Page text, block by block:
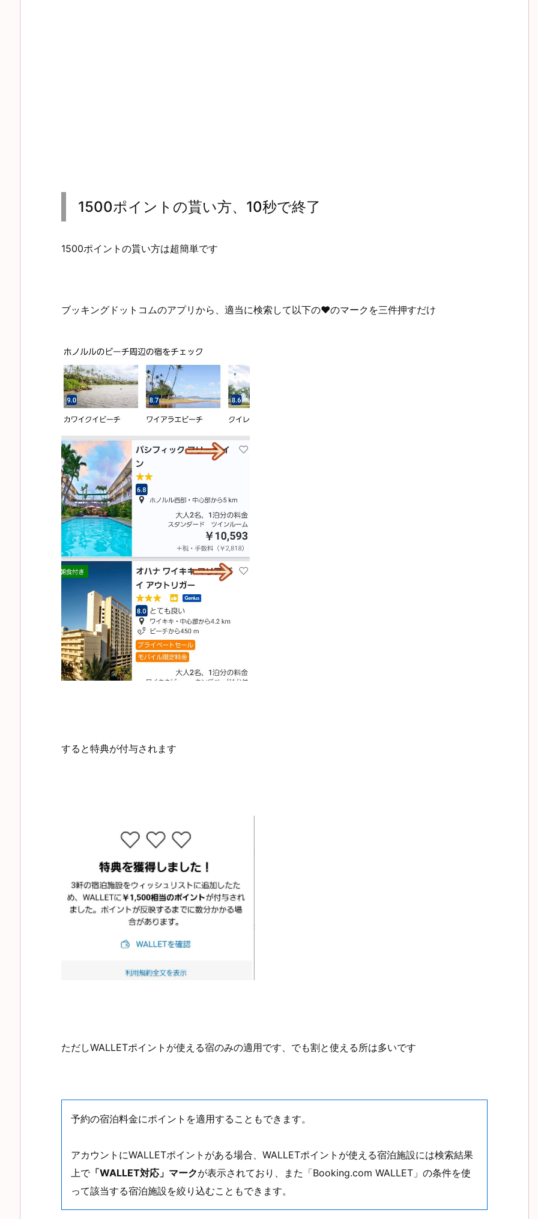
1500ポイントの貰い方、10秒で終了
1500ポイントの貰い方は超簡単です
ブッキングドットコムのアプリから、適当に検索して以下の♥のマークを三件押すだけ
すると特典が付与されます
ただしWALLETポイントが使える宿のみの適用です、でも割と使える所は多いです
予約の宿泊料金にポイントを適用することもできます。
アカウントにWALLETポイントがある場合、WALLETポイントが使える宿泊施設には検索結果
上で「WALLET対応」マークが表示されており、また「Booking.com WALLET」の条件を使
って該当する宿泊施設を絞り込むこともできます。